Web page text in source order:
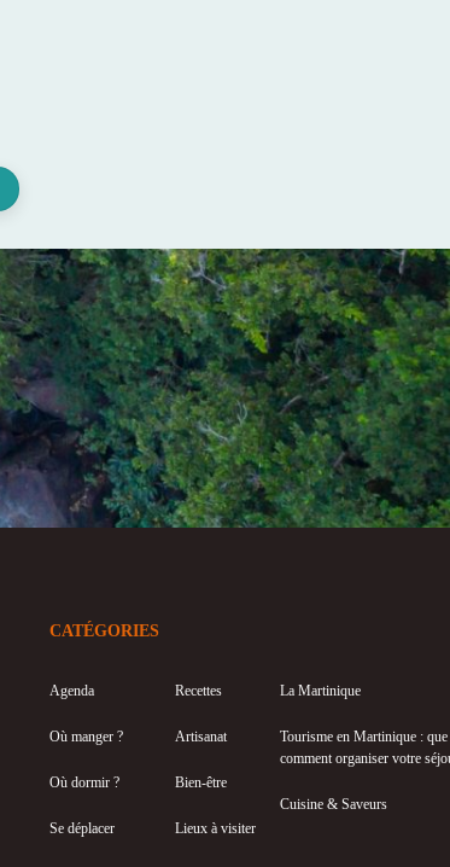
CATÉGORIES
Agenda
Où manger ?
Où dormir ?
Se déplacer
Recettes
Artisanat
Bien-être
Lieux à visiter
La Martinique
Tourisme en Martinique :
comment organiser votre
Cuisine & Saveurs